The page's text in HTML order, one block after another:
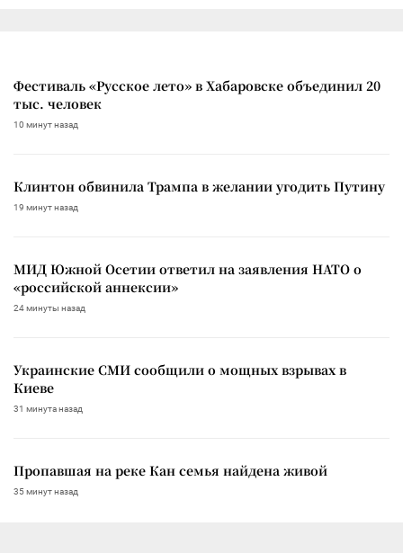
Фестиваль «Русское лето» в Хабаровске объединил 20
тыс. человек
10 минут назад
Клинтон обвинила Трампа в желании угодить Путину
19 минут назад
МИД Южной Осетии ответил на заявления НАТО о
«российской аннексии»
24 минуты назад
Украинские СМИ сообщили о мощных взрывах в
Киеве
31 минута назад
Пропавшая на реке Кан семья найдена живой
35 минут назад